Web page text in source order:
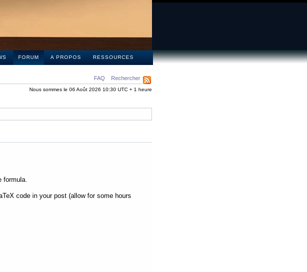
FORUM A PROPOS RESSOURCES
FAQ Rechercher
Nous sommes le 06 Août 2026 10:30 UTC + 1 heure
formula.
code in your post (allow for some hours